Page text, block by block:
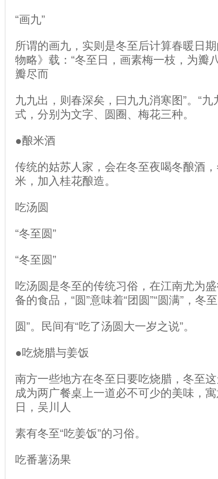
“画九”
所谓的画九，实则是冬至后计算春暖日
物略》载：“冬至日，画素梅一枝，为瓣
瓣尽而
九九出，则春深矣，曰九九消寒图”。“九
式，分别为文字、圆圈、梅花三种。
●酿米酒
传统的姑苏人家，会在冬至夜喝冬酿酒
米，加入桂花酿造。
吃汤圆
“冬至圆”
“冬至圆”
吃汤圆是冬至的传统习俗，在江南尤为
备的食品，“圆”意味着“团圆”“圆满”，冬
圆”。民间有“吃了汤圆大一岁之说”。
●吃烧腊与姜饭
南方一些地方在冬至日要吃烧腊，冬至
成为两广餐桌上一道必不可少的美味，
日，吴川人
素有冬至“吃姜饭”的习俗。
吃番薯汤果